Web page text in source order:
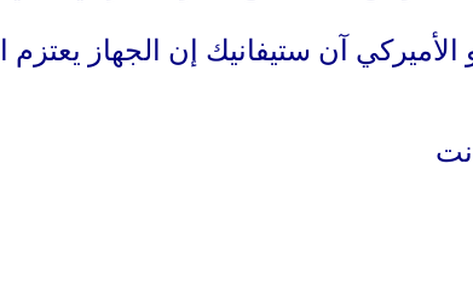
الأميركي آن ستيفانيك إن الجهاز
نت